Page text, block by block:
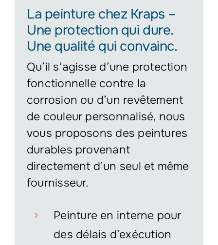
La peinture chez Kraps –
Une protection qui dure.
Une qualité qui convainc.
Qu’il s’agisse d’une protection
fonctionnelle contre la
corrosion ou d’un revêtement
de couleur personnalisé, nous
vous proposons des peintures
durables provenant
directement d’un seul et même
fournisseur.
Peinture en interne pour
des délais d’exécution